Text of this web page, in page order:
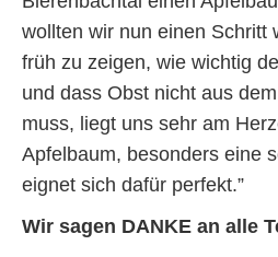
wollten wir nun einen Schritt
früh zu zeigen, wie wichtig
und dass Obst nicht aus
muss, liegt uns sehr am
Apfelbaum, besonders eine
eignet sich dafür perfekt.”
Wir sagen DANKE an alle